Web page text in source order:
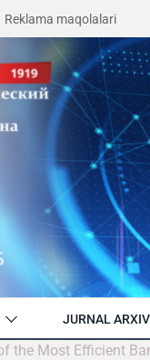
Reklama maqolalari
JURNAL
the Most Efficient